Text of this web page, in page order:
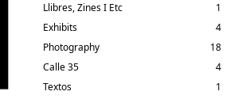
Llibres, Zines I Etc
1
Exhibits
4
Photography
18
Calle 35
4
Textos
1